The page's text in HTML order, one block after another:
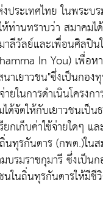
ประเทศไทย ในพระบ
ท่านทราบว่า สมาคมไ
ลีวัลย์และเพื่อนศิลปิน
In You) เพื่อ
าเยาวชน"ซึ่งเป็นกอง
ยในการดำเนินโครง
ด้จัดให้กับเยาวชนเป็น
ยกเก็บค่าใช้จ่ายใดๆ
นทุรกันดาร (กพด.)ใน
บรมราชกุมารี ซึ่งเป็น
นในถิ่นทุรกันดารให้มี